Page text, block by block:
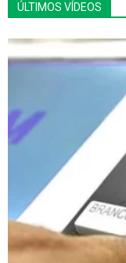
ÚLTIMOS VÍDEOS